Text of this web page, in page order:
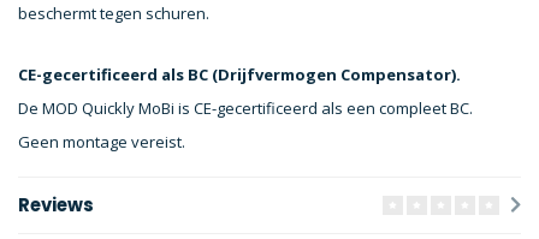
beschermt tegen schuren.
CE-gecertificeerd als BC (Drijfvermogen Compensator).
De MOD Quickly MoBi is CE-gecertificeerd als een compleet BC.
Geen montage vereist.
Reviews